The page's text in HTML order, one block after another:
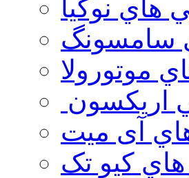
هاي نوكيا
سامسونگ
موتورولا
اريكسون
آی میت
کیو تک